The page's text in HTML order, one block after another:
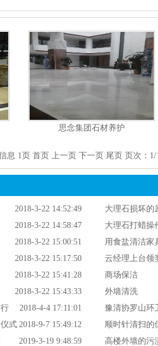
思念集团石材养护
息 1页 首页 上一页 下一页 尾页 页次：
2018-3-22 14:52:49
大理石损坏的
2018-3-22 14:58:47
大理石打蜡操
2018-3-22 15:00:51
用食盐清洁家
2018-3-22 15:17:50
云经理上台领
2018-3-22 15:41:28
商场保洁
2018-3-22 15:43:33
外墙清洗
2018-4-4 17:11:01
豫清协罗山环
亿合同
2018-9-7 15:49:12
式
人心！
顺时针清扫的
2019-3-19 9:48:59
高楼外墙的污